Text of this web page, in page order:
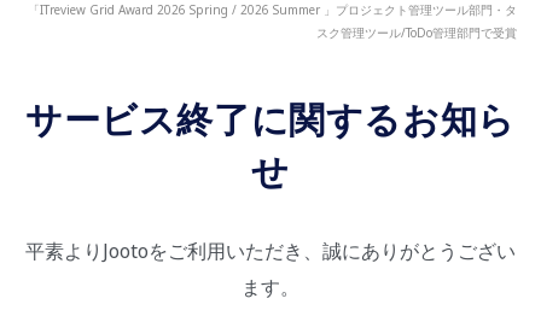
「ITreview Grid Award 2026 Spring / 2026 Summer 」プロジェクト管理ツール部門・タ
スク管理ツール/ToDo管理部門で受賞
サービス終了に関するお知ら
せ
平素よりJootoをご利用いただき、誠にありがとうござい
ます。